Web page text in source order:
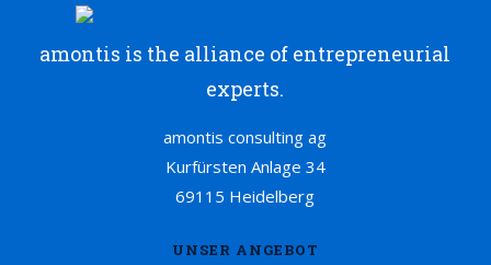
amontis is the alliance of entrepreneurial
experts.
amontis consulting ag
Kurfürsten Anlage 34
69115 Heidelberg
UNSER ANGEBOT